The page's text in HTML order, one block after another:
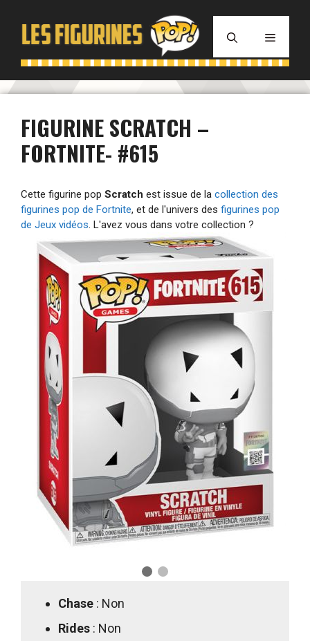
contenu
MENU
FIGURINE SCRATCH –
FORTNITE- #615
Cette figurine pop Scratch est issue de la collection des
figurines pop de Fortnite, et de l'univers des figurines pop
de Jeux vidéos. L'avez vous dans votre collection ?
Chase : Non
Rides : Non